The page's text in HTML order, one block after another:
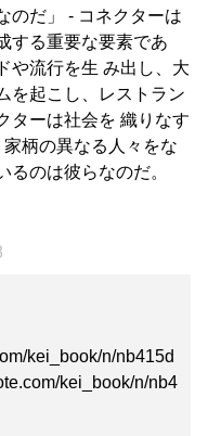
のだ」 - コネクターは
する重要な要素であ
や流行を生 み出し、大
を起こし、レストラン
ターは社会を 織りなす
柄の異なる人々をな
るのは彼らなのだ。
kei_book/n/nb415d
kei_book/n/nb4